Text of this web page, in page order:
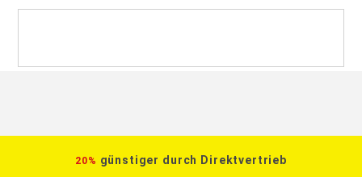
20% günstiger durch Direktvertrieb